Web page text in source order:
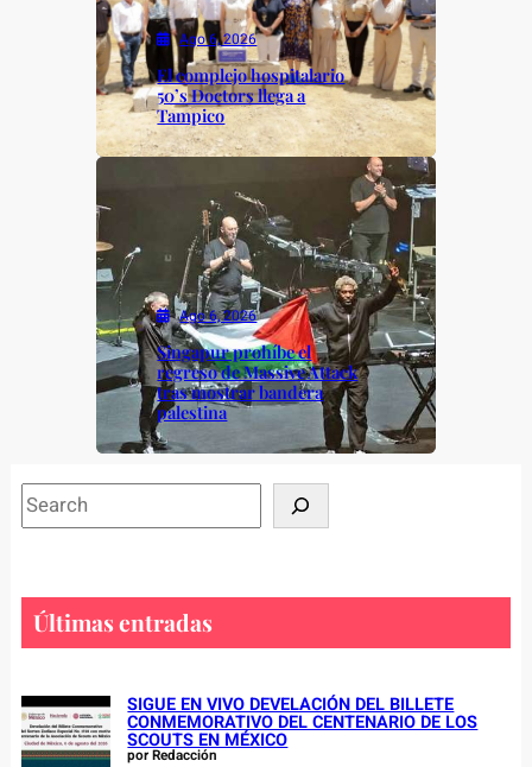
Ago 6, 2026
El complejo hospitalario
50’s Doctors llega a
Tampico
Ago 6, 2026
Singapur prohíbe el
regreso de Massive Attack
tras mostrar bandera
palestina
S
e
h
Últimas entradas
SIGUE EN VIVO DEVELACIÓN DEL BILLETE
CONMEMORATIVO DEL CENTENARIO DE LOS
SCOUTS EN MÉXICO
por Redacción